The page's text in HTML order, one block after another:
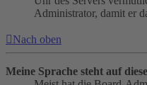
Administrator, damit er
Nach oben
Meine Sprache steht auf